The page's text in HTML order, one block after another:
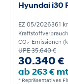
Hyundai i30
EZ 05/2026361
CO₂-Emissionen
UPE 35.640 €
30.340 €
ab 263 €
* Repräsentatives